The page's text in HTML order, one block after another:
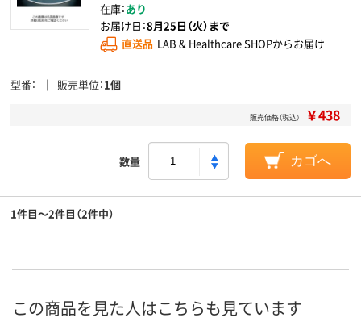
在庫：あり
お届け日：8月25日（火）まで
直送品 LAB & Healthcare SHOPからお届け
型番 販売単位 1個
販売価格（税込） ￥438
数量 カゴへ
1件目～2件目（2件中）
この商品を見た人はこちらも見ています